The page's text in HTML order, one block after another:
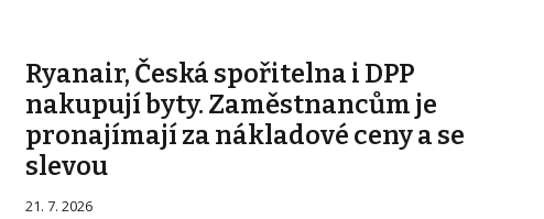
Ryanair, Česká spořitelna i DPP
nakupují byty. Zaměstnancům je
pronajímají za nákladové ceny a se
slevou
21. 7. 2026